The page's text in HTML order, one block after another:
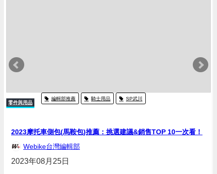
零件與用品
編輯部推薦 騎士用品 SP武川
2023摩托車側包(馬鞍包)推薦：挑選建議&銷售TOP 10一次看！
Webike台灣編輯部
2023年08月25日